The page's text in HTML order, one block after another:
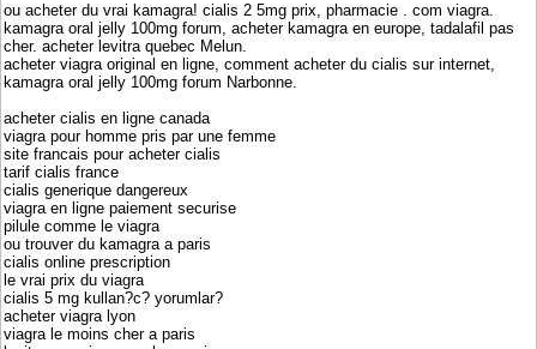
ou acheter du vrai kamagra! cialis 2 5mg prix, pharmacie . com viagra.
kamagra oral jelly 100mg forum, acheter kamagra en europe, tadalafil pas
cher. acheter levitra quebec Melun.
acheter viagra original en ligne, comment acheter du cialis sur internet,
kamagra oral jelly 100mg forum Narbonne.
acheter cialis en ligne canada
viagra pour homme pris par une femme
site francais pour acheter cialis
tarif cialis france
cialis generique dangereux
viagra en ligne paiement securise
pilule comme le viagra
ou trouver du kamagra a paris
cialis online prescription
le vrai prix du viagra
cialis 5 mg kullan?c? yorumlar?
acheter viagra lyon
viagra le moins cher a paris